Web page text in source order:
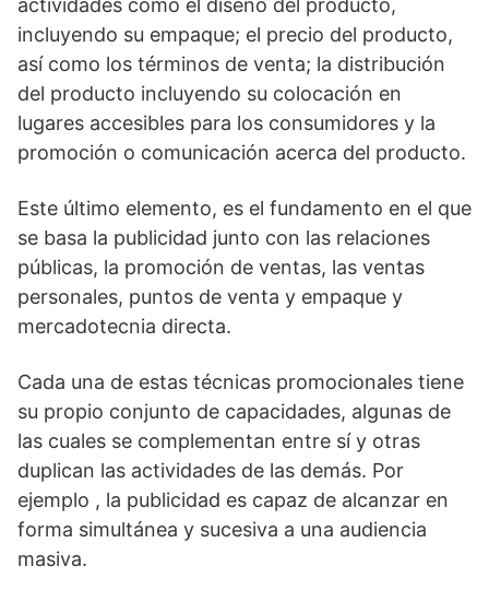
actividades como el diseño del producto,
incluyendo su empaque; el precio del producto,
así como los términos de venta; la distribución
del producto incluyendo su colocación en
lugares accesibles para los consumidores y la
promoción o comunicación acerca del producto.
Este último elemento, es el fundamento en el que
se basa la publicidad junto con las relaciones
públicas, la promoción de ventas, las ventas
personales, puntos de venta y empaque y
mercadotecnia directa.
Cada una de estas técnicas promocionales tiene
su propio conjunto de capacidades, algunas de
las cuales se complementan entre sí y otras
duplican las actividades de las demás. Por
ejemplo , la publicidad es capaz de alcanzar en
forma simultánea y sucesiva a una audiencia
masiva.